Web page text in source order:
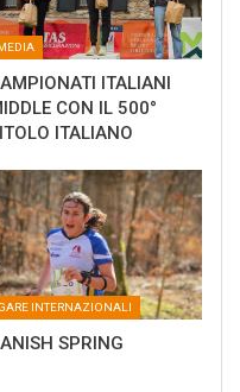
ITALIANI
CON IL 500°
ITALIANO
INTERNAZIONALI
SPRING